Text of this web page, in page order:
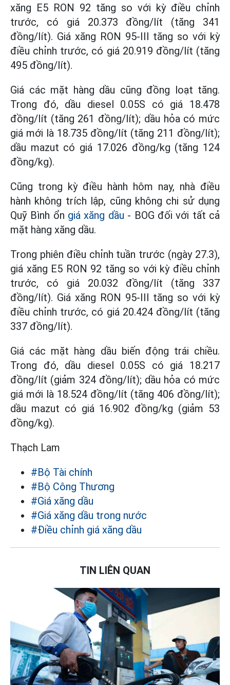
xăng E5 RON 92 tăng so với kỳ điều chỉnh
trước, có giá 20.373 đồng/lít (tăng 341
đồng/lít). Giá xăng RON 95-III tăng so với kỳ
điều chỉnh trước, có giá 20.919 đồng/lít (tăng
495 đồng/lít).
Giá các mặt hàng dầu cũng đồng loạt tăng.
Trong đó, dầu diesel 0.05S có giá 18.478
đồng/lít (tăng 261 đồng/lít); dầu hỏa có mức
giá mới là 18.735 đồng/lít (tăng 211 đồng/lít);
dầu mazut có giá 17.026 đồng/kg (tăng 124
đồng/kg).
Cũng trong kỳ điều hành hôm nay, nhà điều
hành không trích lập, cũng không chi sử dụng
Quỹ Bình ổn giá xăng dầu - BOG đối với tất cả
mặt hàng xăng dầu.
Trong phiên điều chỉnh tuần trước (ngày 27.3),
giá xăng E5 RON 92 tăng so với kỳ điều chỉnh
trước, có giá 20.032 đồng/lít (tăng 337
đồng/lít). Giá xăng RON 95-III tăng so với kỳ
điều chỉnh trước, có giá 20.424 đồng/lít (tăng
337 đồng/lít).
Giá các mặt hàng dầu biến động trái chiều.
Trong đó, dầu diesel 0.05S có giá 18.217
đồng/lít (giảm 324 đồng/lít); dầu hỏa có mức
giá mới là 18.524 đồng/lít (tăng 406 đồng/lít);
dầu mazut có giá 16.902 đồng/kg (giảm 53
đồng/kg).
Thạch Lam
#Bộ Tài chính
#Bộ Công Thương
#Giá xăng dầu
#Giá xăng dầu trong nước
#Điều chỉnh giá xăng dầu
TIN LIÊN QUAN